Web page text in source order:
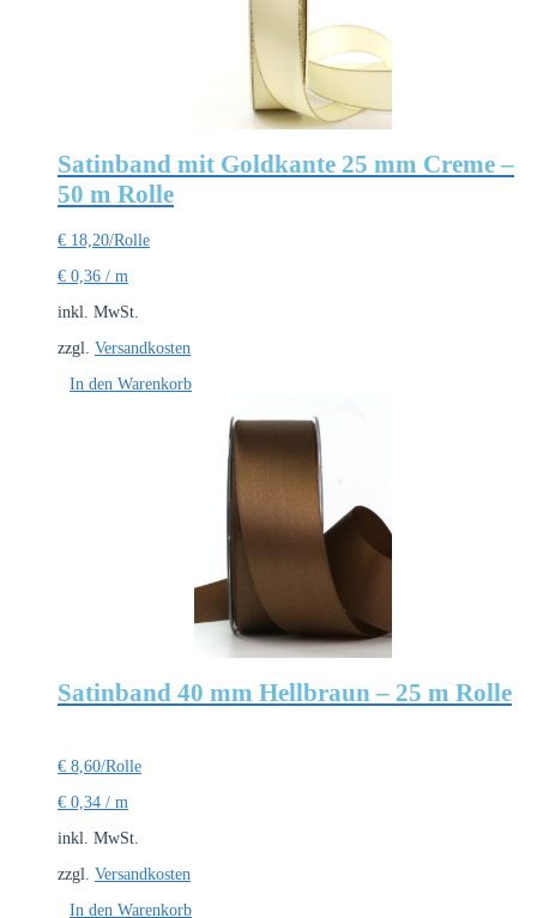
Satinband mit Goldkante 25 mm Creme –
50 m Rolle
€ 18,20/Rolle
€ 0,36 / m
inkl. MwSt.
zzgl. Versandkosten
In den Warenkorb
Satinband 40 mm Hellbraun – 25 m Rolle
€ 8,60/Rolle
€ 0,34 / m
inkl. MwSt.
zzgl. Versandkosten
In den Warenkorb